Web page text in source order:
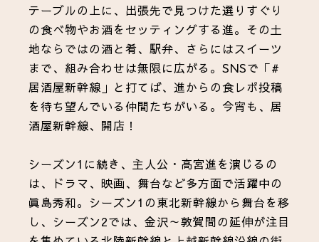
テーブルの上に、出張先で見つけた選りすぐり
の食べ物やお酒をセッティングする進。その土
地ならではの酒と肴、駅弁、さらにはスイーツ
まで、組み合わせは無限に広がる。SNSで「#
居酒屋新幹線」と打てば、進からの食レポ投稿
を待ち望んでいる仲間たちがいる。今宵も、居
酒屋新幹線、開店！
シーズン1に続き、主人公・高宮進を演じるの
は、ドラマ、映画、舞台など多方面で活躍中の
眞島秀和。シーズン1の東北新幹線から舞台を移
し、シーズン2では、金沢～敦賀間の延伸が注目